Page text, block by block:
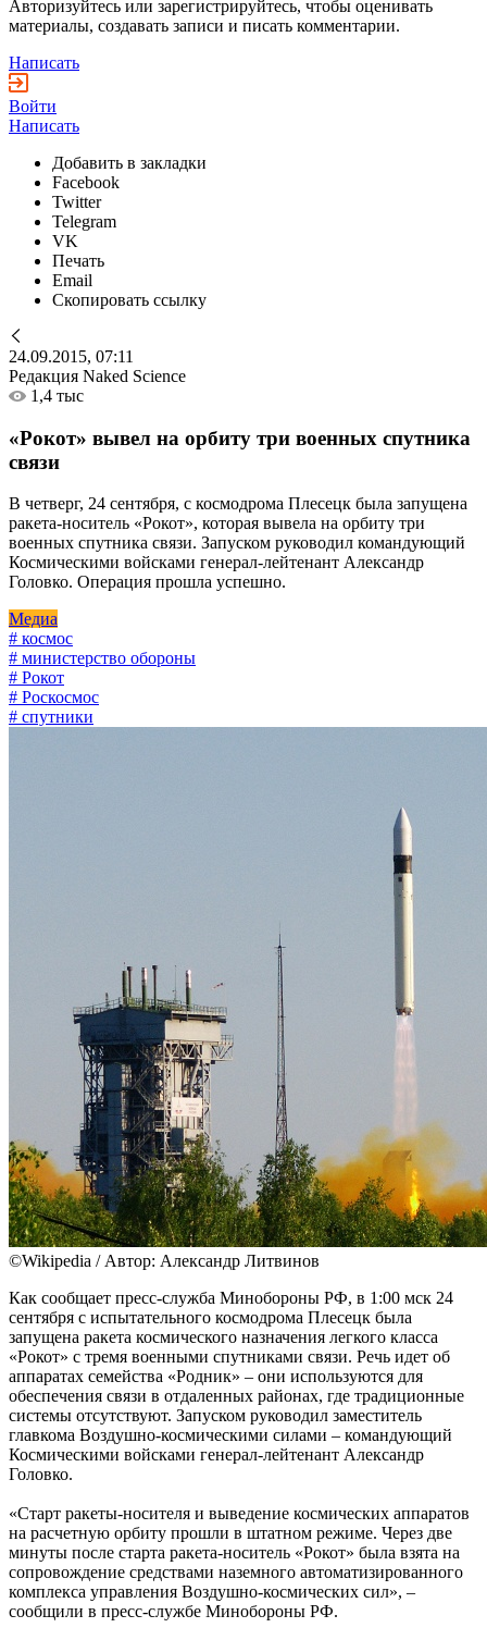
Авторизуйтесь или зарегистрируйтесь, чтобы оценивать
материалы, создавать записи и писать комментарии.
Написать
Войти
Написать
Добавить в закладки
Facebook
Twitter
Telegram
VK
Печать
Email
Скопировать ссылку
24.09.2015, 07:11
Редакция Naked Science
1,4 тыс
«Рокот» вывел на орбиту три военных спутника
связи
В четверг, 24 сентября, с космодрома Плесецк была запущена
ракета-носитель «Рокот», которая вывела на орбиту три
военных спутника связи. Запуском руководил командующий
Космическими войсками генерал-лейтенант Александр
Головко. Операция прошла успешно.
Медиа
# космос
# министерство обороны
# Рокот
# Роскосмос
# спутники
©Wikipedia / Автор: Александр Литвинов
Как сообщает пресс-служба Минобороны РФ, в 1:00 мск 24
сентября с испытательного космодрома Плесецк была
запущена ракета космического назначения легкого класса
«Рокот» с тремя военными спутниками связи. Речь идет об
аппаратах семейства «Родник» – они используются для
обеспечения связи в отдаленных районах, где традиционные
системы отсутствуют. Запуском руководил заместитель
главкома Воздушно-космическими силами – командующий
Космическими войсками генерал-лейтенант Александр
Головко.
«Старт ракеты-носителя и выведение космических аппаратов
на расчетную орбиту прошли в штатном режиме. Через две
минуты после старта ракета-носитель «Рокот» была взята на
сопровождение средствами наземного автоматизированного
комплекса управления Воздушно-космических сил», –
сообщили в пресс-службе Минобороны РФ.